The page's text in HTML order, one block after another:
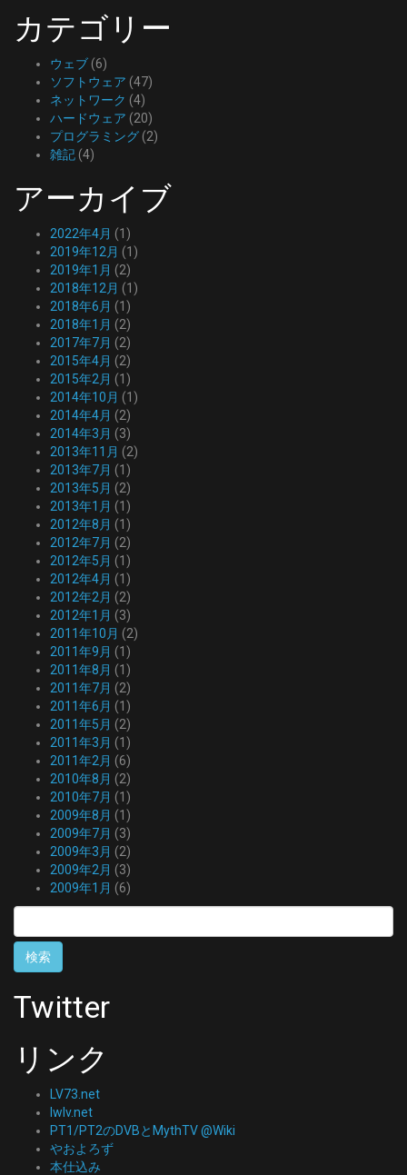
カテゴリー
ウェブ (6)
ソフトウェア (47)
ネットワーク (4)
ハードウェア (20)
プログラミング (2)
雑記 (4)
アーカイブ
2022年4月 (1)
2019年12月 (1)
2019年1月 (2)
2018年12月 (1)
2018年6月 (1)
2018年1月 (2)
2017年7月 (2)
2015年4月 (2)
2015年2月 (1)
2014年10月 (1)
2014年4月 (2)
2014年3月 (3)
2013年11月 (2)
2013年7月 (1)
2013年5月 (2)
2013年1月 (1)
2012年8月 (1)
2012年7月 (2)
2012年5月 (1)
2012年4月 (1)
2012年2月 (2)
2012年1月 (3)
2011年10月 (2)
2011年9月 (1)
2011年8月 (1)
2011年7月 (2)
2011年6月 (1)
2011年5月 (2)
2011年3月 (1)
2011年2月 (6)
2010年8月 (2)
2010年7月 (1)
2009年8月 (1)
2009年7月 (3)
2009年3月 (2)
2009年2月 (3)
2009年1月 (6)
索:
Twitter
リンク
LV73.net
lwlv.net
PT1/PT2のDVBとMythTV @Wiki
やおよろず
本仕込み